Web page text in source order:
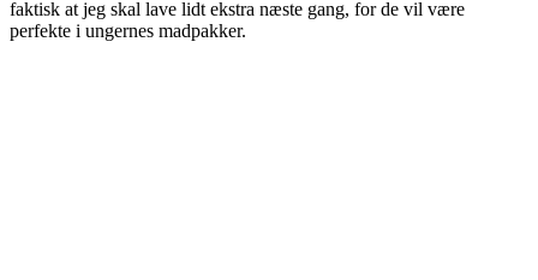
faktisk at jeg skal lave lidt ekstra næste gang, for de vil være
perfekte i ungernes madpakker.